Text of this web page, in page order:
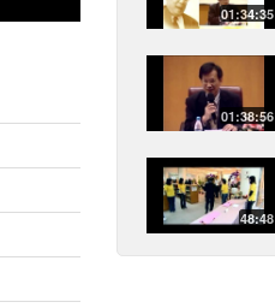
01:34:35
01:38:56
48:48